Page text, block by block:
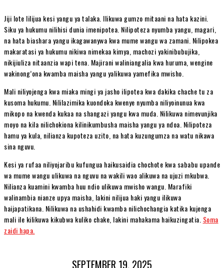
Jiji lote lilijua kesi yangu ya talaka. Ilikuwa gumzo mitaani na hata kazini.
Siku ya hukumu nilihisi dunia imenipotea. Nilipoteza nyumba yangu, magari,
na hata biashara yangu ikagawanywa kwa mume wangu wa zamani. Nilipokea
makaratasi ya hukumu nikiwa nimekaa kimya, machozi yakinibubujika,
nikijiuliza nitaanzia wapi tena. Majirani waliniangalia kwa huruma, wengine
wakinong’ona kwamba maisha yangu yalikuwa yamefika mwisho.
Mali niliyojenga kwa miaka mingi ya jasho ilipotea kwa dakika chache tu za
kusoma hukumu. Nililazimika kuondoka kwenye nyumba niliyoinunua kwa
mikopo na kwenda kukaa na shangazi yangu kwa muda. Nilikuwa nimevunjika
moyo na kila nilichokiona kilinikumbusha maisha yangu ya ndoa. Nilipoteza
hamu ya kula, nilianza kupoteza uzito, na hata kuzungumza na watu nikawa
sina nguvu.
Kesi ya rufaa niliyojaribu kufungua haikusaidia chochote kwa sababu upande
wa mume wangu ulikuwa na nguvu na wakili wao alikuwa na ujuzi mkubwa.
Nilianza kuamini kwamba huu ndio ulikuwa mwisho wangu. Marafiki
walinambia nianze upya maisha, lakini nilijua haki yangu ilikuwa
haijapatikana. Nilikuwa na ushahidi kwamba nilichochangia katika kujenga
mali ile kilikuwa kikubwa kuliko chake, lakini mahakama haikuzingatia. Soma
zaidi hapa.
SEPTEMBER 19, 2025